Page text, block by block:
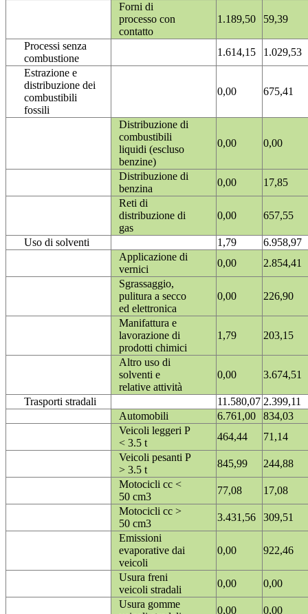
Forni di
processo con
contatto
1.189,50 59,39
Processi senza
combustione
1.614,15
1.029,53
Estrazione e
distribuzione dei
combustibili
fossili
0,00 675,41
Distribuzione di
combustibili
liquidi (escluso
benzine)
0,00 0,00
Distribuzione di
benzina
0,00
17,85
Reti di
distribuzione di
gas
0,00 657,55
Uso di solventi 1,79
6.958,97
Applicazione di
vernici
0,00
2.854,41
Sgrassaggio,
pulitura a secco
ed elettronica
0,00 226,90
Manifattura e
lavorazione di
prodotti chimici
1,79 203,15
Altro uso di
solventi e
relative attività
0,00 3.674,51
Trasporti stradali 11.580,07 2.399,11
Automobili
6.761,00
834,03
Veicoli leggeri P
< 3.5 t
464,44
71,14
Veicoli pesanti P
> 3.5 t
845,99
244,88
Motocicli cc <
50 cm3
77,08
17,08
Motocicli cc >
50 cm3
3.431,56
309,51
Emissioni
evaporative dai
veicoli
0,00 922,46
Usura freni
veicoli stradali
0,00
0,00
Usura gomme
0,00
0,00